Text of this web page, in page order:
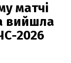
матчі
вийшла
2026